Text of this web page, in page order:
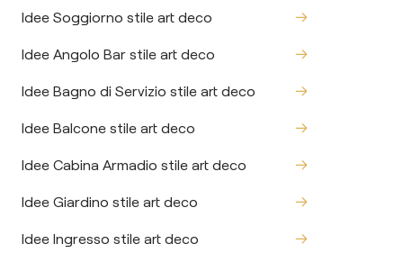
Idee Soggiorno stile art deco
Idee Angolo Bar stile art deco
Idee Bagno di Servizio stile art deco
Idee Balcone stile art deco
Idee Cabina Armadio stile art deco
Idee Giardino stile art deco
Idee Ingresso stile art deco